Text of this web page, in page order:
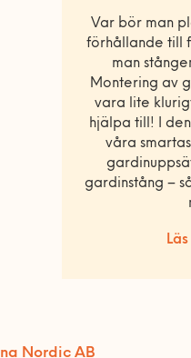
Var bör man
förhållande till
man
Montering av
vara lite
hjälpa till! I
våra
gardinstång –
Nordic AB